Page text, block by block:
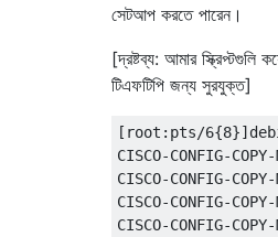
সেটআপ করতে পারেন।
[দ্রষ্টব্য: আমার স্ক্রিপ্টগুলি
টিএফটিপি জন্য সুরযুক্ত]
[root:pts/
CISCO-CONFIG-
CISCO-CONFIG-
CISCO-CONFIG-
CISCO-CONFIG-